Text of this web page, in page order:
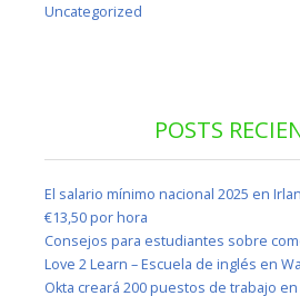
Uncategorized
POSTS
El salario mínimo nacional 2025 en
€13,50 por hora
Consejos para estudiantes sobre
Love 2 Learn – Escuela de inglés en
Okta creará 200 puestos de trabajo